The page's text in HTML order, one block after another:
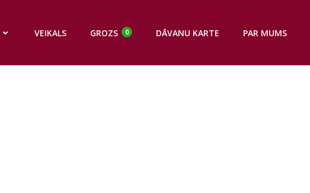
VEIKALS GROZS 0 DĀVANU KARTE PAR MUMS